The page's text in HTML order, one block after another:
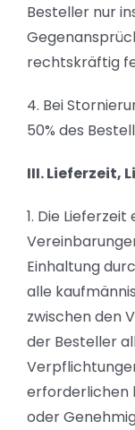
Besteller nur
rechtskräftig
4. Bei
50% des
III. Lieferzeit,
1. Die
Einhaltung
alle
zwischen den
der Besteller
erforderlichen
oder